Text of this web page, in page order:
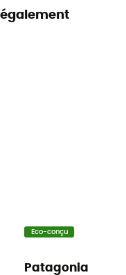
Eco-conçu
Patagonia